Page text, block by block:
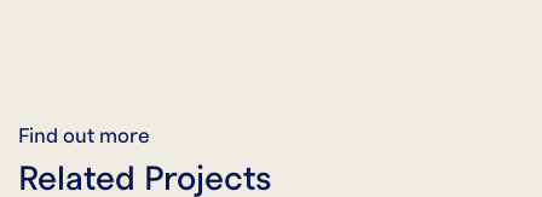
Find out more
Related Projects